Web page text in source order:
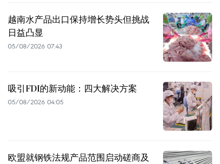
越南水产品出口保持增长势头但挑战
日益凸显
05/08/2026 07:43
吸引FDI的新动能：四大解决方案
05/08/2026 04:05
欧盟就钢铁法规产品范围启动磋商及